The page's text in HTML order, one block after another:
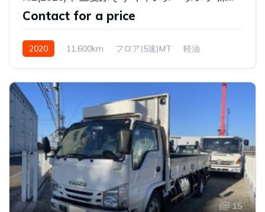
Contact for a price
2020 11,600km フロア(5速)MT 軽油
15